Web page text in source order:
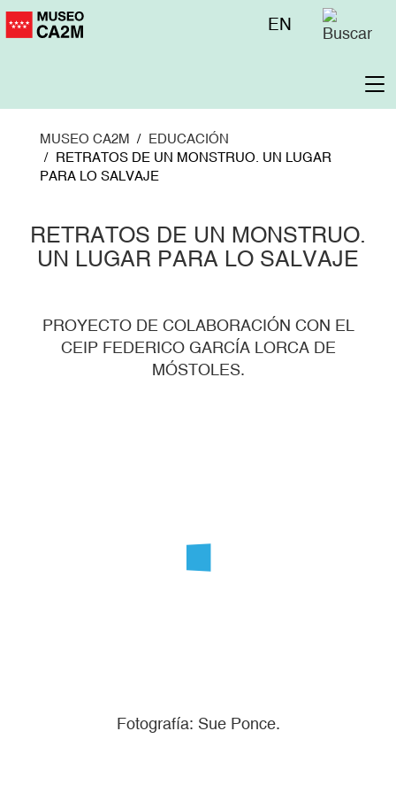
Pasar
Menú
EN
MUSEO CA2M
EDUCACIÓN
RETRATOS DE UN MONSTRUO. UN LUGAR
PARA LO SALVAJE
RETRATOS DE UN MONSTRUO.
UN LUGAR PARA LO SALVAJE
PROYECTO DE COLABORACIÓN CON EL
CEIP FEDERICO GARCÍA LORCA DE
MÓSTOLES.
Fotografía: Sue Ponce.